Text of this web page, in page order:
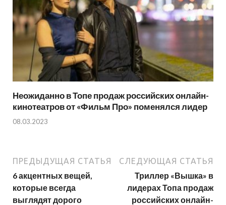
Неожиданно в Топе продаж российских онлайн-
кинотеатров от «Фильм Про» поменялся лидер
08.03.2023
ПРЕДЫДУЩАЯ СТАТЬЯ
6 акцентных вещей,
которые всегда
выглядят дорого
СЛЕДУЮЩАЯ СТАТЬЯ
Триллер «Вышка» в
лидерах Топа продаж
российских онлайн-